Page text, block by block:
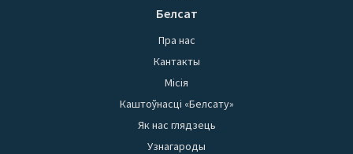
Белсат
Пра нас
Кантакты
Місія
Каштоўнасці «Белсату»
Як нас глядзець
Узнагароды